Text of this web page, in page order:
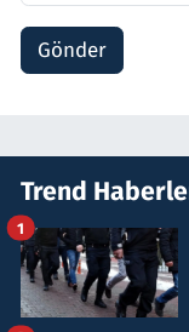
Gönder
Trend
1